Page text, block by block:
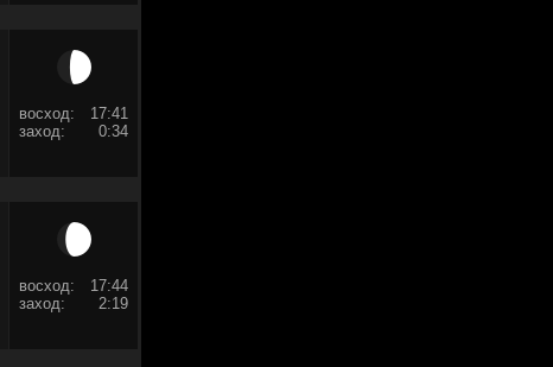
восход:
17:41
заход:
0:34
восход:
17:44
заход:
2:19